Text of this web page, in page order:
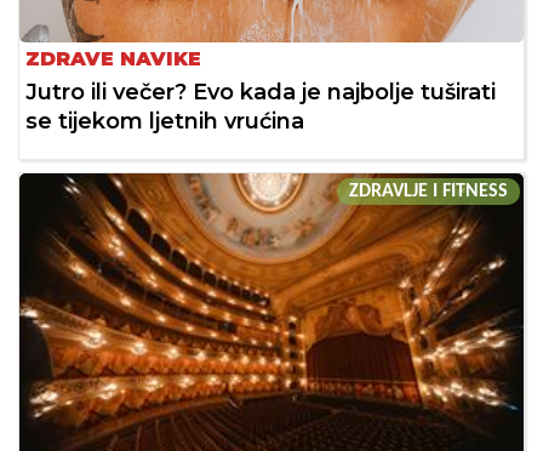
ZDRAVE NAVIKE
Jutro ili večer? Evo kada je najbolje tuširati
se tijekom ljetnih vrućina
ZDRAVLJE I FITNESS